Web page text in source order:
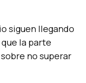
siguen llegando
la parte
no superar